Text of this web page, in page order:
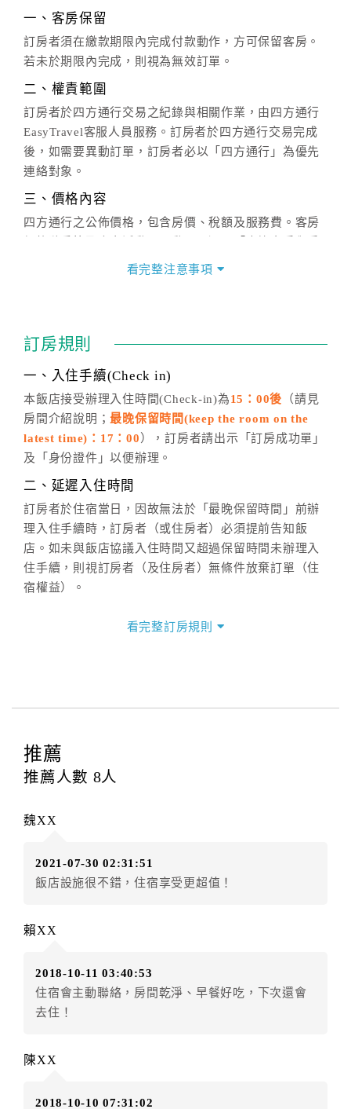
一、客房保留
訂房者須在繳款期限內完成付款動作，方可保留客房。
若未於期限內完成，則視為無效訂單。
二、權責範圍
訂房者於四方通行交易之紀錄與相關作業，由四方通行
EasyTravel客服人員服務。訂房者於四方通行交易完成
後，如需要異動訂單，訂房者必以「四方通行」為優先
連絡對象。
三、價格內容
四方通行之公佈價格，包含房價、稅額及服務費。客房
價」之當日價格為標準。
話方式異動訂單。
※非客服時間之申辦異動，皆為次日計算及辦理。
五、客服時間
週一至週日，上午9:00～晚上6:00
六、聯絡方式
(07)9682715 。
看完整注意事項
訂房規則
一、入住手續(Check in)
本飯店接受辦理入住時間(Check-in)為15：00後 （請見
房間介紹說明；最晚保留時間(keep the room on the
latest time)：17：00 ），訂房者請出示「訂房成功單」
及「身份證件」以便辦理。
二、延遲入住時間
訂房者於住宿當日，因故無法於「最晚保留時間」前辦
理入住手續時，訂房者（或住房者）必須提前告知飯
店。如未與飯店協議入住時間又超過保留時間未辦理入
住手續，則視訂房者（及住房者）無條件放棄訂單（住
宿權益）。
四、訂單異動
提出申辦不得異動訂單。
每筆訂單異動限定
辦理取消退款。
房者應補足差額。（限原訂飯店）
房者不得要求退其差額。（限原訂飯店）
額3個月
．訂房者使用「保留住宿金額」時，請注意！為避免飯
店客滿，敬請及早計畫，如逾時未提出申辦，視同無條
件放棄訂單（住宿權益）。 （限原訂飯店使用）
得辦理取消退款。
看完整訂房規則
推薦
推薦人數 8人
魏XX
2021-07-30 02:31:51
飯店設施很不錯，住宿享受更超值！
賴XX
2018-10-11 03:40:53
住宿會主動聯絡，房間乾淨、早餐好吃，下次還會
去住！
陳XX
2018-10-10 07:31:02